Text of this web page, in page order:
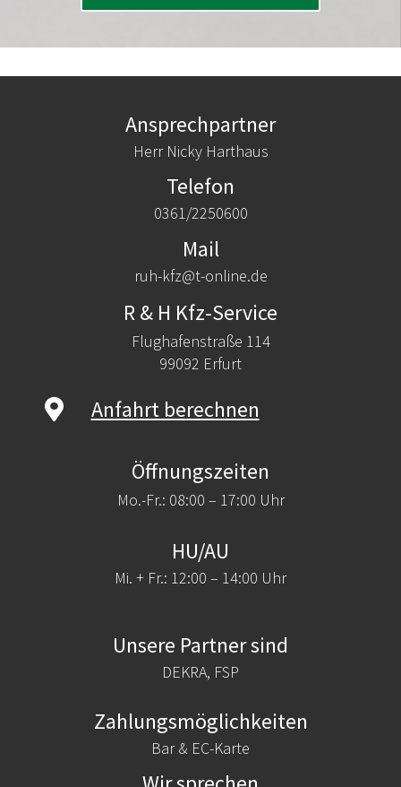
Ansprechpartner
Herr Nicky Harthaus
Telefon
0361/2250600
Mail
ruh-kfz@t-online.de
R & H Kfz-Service
Flughafenstraße 114
99092 Erfurt
Anfahrt berechnen
Öffnungszeiten
Mo.-Fr.: 08:00 – 17:00 Uhr
HU/AU
Mi. + Fr.: 12:00 – 14:00 Uhr
Unsere Partner sind
DEKRA, FSP
Zahlungsmöglichkeiten
Bar & EC-Karte